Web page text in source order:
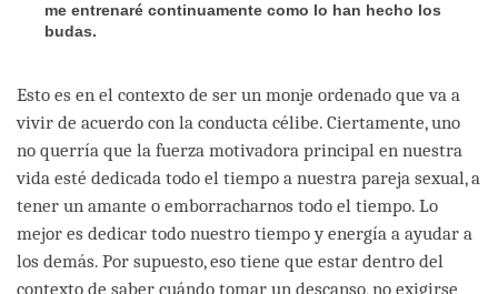
me entrenaré continuamente como lo han hecho los
budas.
Esto es en el contexto de ser un monje ordenado que va a
vivir de acuerdo con la conducta célibe. Ciertamente, uno
no querría que la fuerza motivadora principal en nuestra
vida esté dedicada todo el tiempo a nuestra pareja sexual, a
tener un amante o emborracharnos todo el tiempo. Lo
mejor es dedicar todo nuestro tiempo y energía a ayudar a
los demás. Por supuesto, eso tiene que estar dentro del
contexto de saber cuándo tomar un descanso, no exigirse